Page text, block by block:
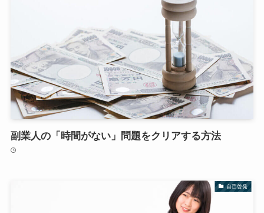
副業人の「時間がない」問題をクリアする方法
自己啓発